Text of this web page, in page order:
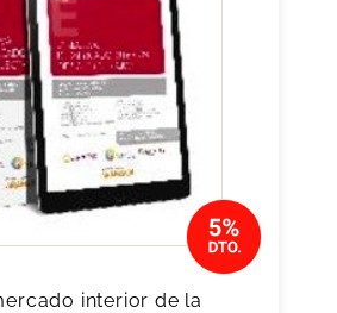
interior de la